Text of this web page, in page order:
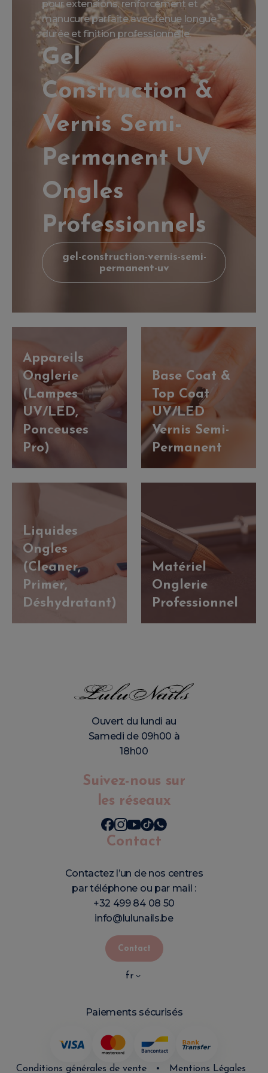
pour extensions, renforcement et
manucure parfaite avec tenue longue
durée et finition professionnelle.
Gel
Construction &
Vernis Semi-
Permanent UV
Ongles
Professionnels
gel-construction-vernis-semi-
permanent-uv
Appareils
Onglerie
(Lampes
UV/LED,
Ponceuses
Pro)
Base Coat &
Top Coat
UV/LED
Vernis Semi-
Permanent
Liquides
Ongles
(Cleaner,
Primer,
Déshydratant)
Matériel
Onglerie
Professionnel
Ouvert du lundi au
Samedi de 09h00 à
18h00
Suivez-nous sur
les réseaux
Contact
Contactez l’un de nos centres
par téléphone ou par mail :
+32 499 84 08 50
info@lulunails.be
Contact
fr
Paiements sécurisés
Conditions générales de vente • Mentions Légales